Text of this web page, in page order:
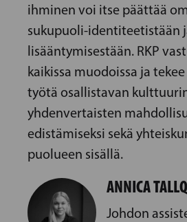
ihminen voi itse päättää
sukupuoli-identiteetistään
lisääntymisestään. RKP
kaikissa muodoissa ja
työtä osallistavan
yhdenvertaisten
edistämiseksi sekä
puolueen sisällä.
ANNICA
Johdon